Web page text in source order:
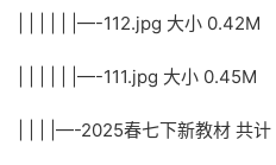
| | | | | |—-112.jpg 大小 0.42M
| | | | | |—-111.jpg 大小 0.45M
| | | |—-2025春七下新教材 共计